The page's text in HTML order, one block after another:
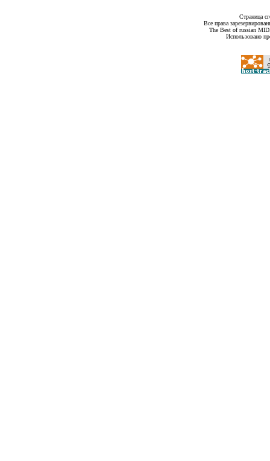
Страница
Все права
The Best of russian
Использовано